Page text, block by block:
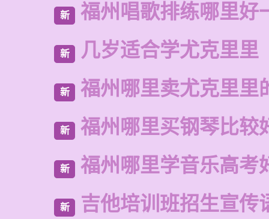
新 福州唱歌排练哪里好
新 几岁适合学尤克里里
新 福州哪里卖尤克里里
新 福州哪里买钢琴比较
新 福州哪里学音乐高考
新 吉他培训班招生宣传